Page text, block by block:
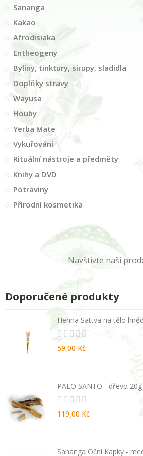
Sananga
Kakao
Afrodisiaka
Entheogeny
Byliny, tinktury, sirupy, sladidla
Doplňky stravy
Wayusa
Houby
Yerba Mate
Vykuřování
Rituální nástroje a předměty
Knihy a DVD
Potraviny
Přírodní kosmetika
Navštivte naši
Doporučené produkty
Henna Sattva na tělo
59,00 Kč
PALO SANTO - dřevo 20g
119,00 Kč
Sananga Oční Kapky -